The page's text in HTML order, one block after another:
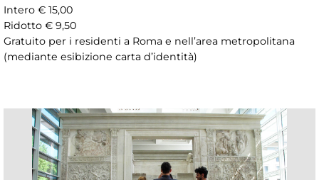
Intero € 15,00
Ridotto € 9,50
Gratuito per i residenti a Roma e nell’area metropolitana
(mediante esibizione carta d’identità)